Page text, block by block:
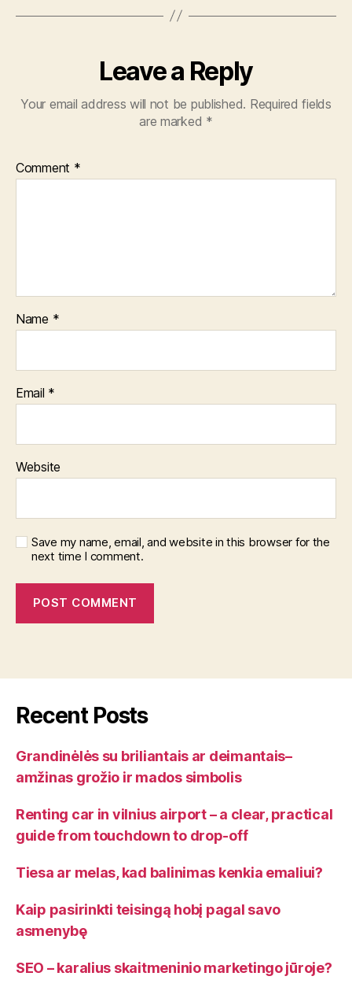
Leave a Reply
Your email address will not be published. Required fields
are marked *
Comment *
Name *
Email *
Website
Save my name, email, and website in this browser for the
next time I comment.
Recent Posts
Grandinėlės su briliantais ar deimantais–
amžinas grožio ir mados simbolis
Renting car in vilnius airport – a clear, practical
guide from touchdown to drop-off
Tiesa ar melas, kad balinimas kenkia emaliui?
Kaip pasirinkti teisingą hobį pagal savo
asmenybę
SEO – karalius skaitmeninio marketingo jūroje?